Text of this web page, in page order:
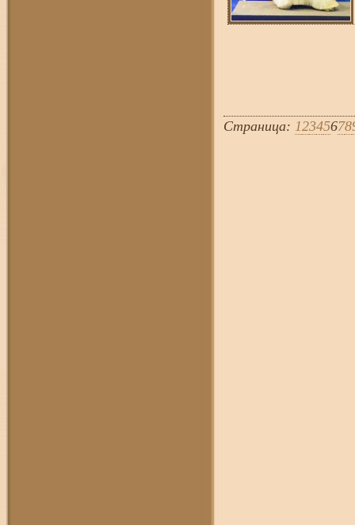
Страница: 12345678